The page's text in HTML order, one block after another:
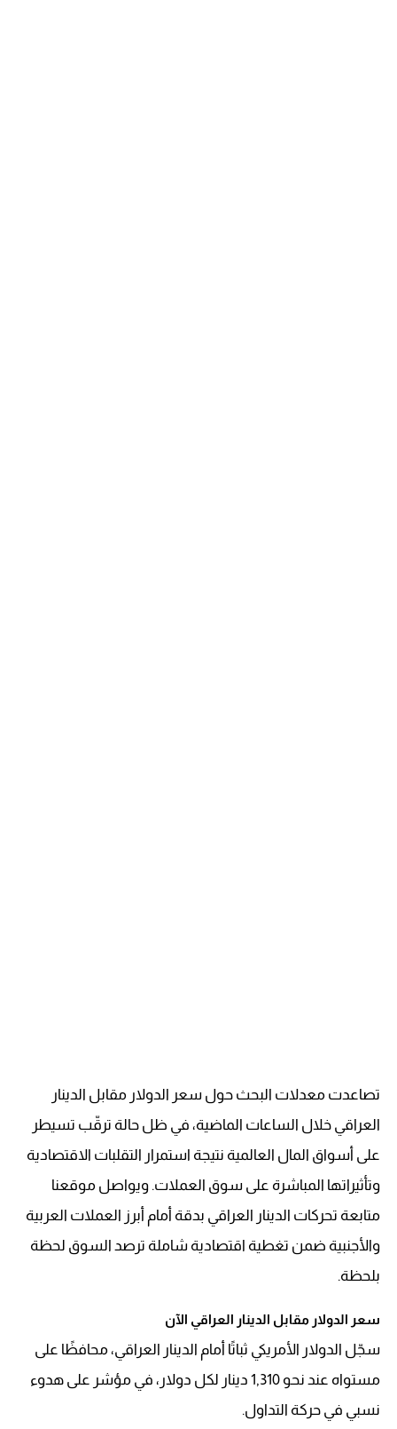
تصاعدت معدلات البحث حول سعر الدولار مقابل الدينار
العراقي خلال الساعات الماضية، في ظل حالة ترقّب تسيطر
على أسواق المال العالمية نتيجة استمرار التقلبات الاقتصادية
وتأثيراتها المباشرة على سوق العملات. ويواصل موقعنا
متابعة تحركات الدينار العراقي بدقة أمام أبرز العملات العربية
والأجنبية ضمن تغطية اقتصادية شاملة ترصد السوق لحظة
بلحظة.
سعر الدولار مقابل الدينار العراقي الآن
سجّل الدولار الأمريكي ثباتًا أمام الدينار العراقي، محافظًا على
مستواه عند نحو 1,310 دينار لكل دولار، في مؤشر على هدوء
نسبي في حركة التداول.